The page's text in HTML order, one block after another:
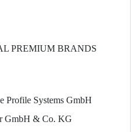
PREMIUM BRANDS
Systems GmbH
GmbH & Co. KG